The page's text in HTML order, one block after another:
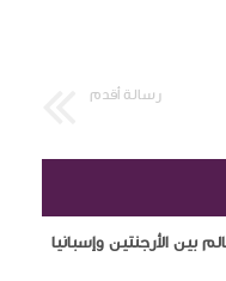
رسالة أقدم
بين الأرجنتين وإسبانيا